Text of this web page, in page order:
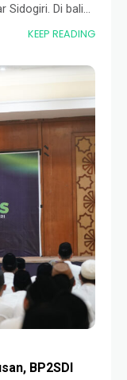
Di balik
penuh
dalam
KEEP READING
BP2SDI